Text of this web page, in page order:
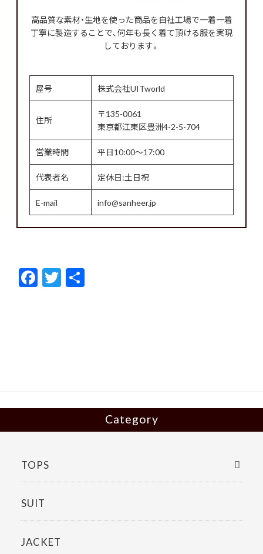
高品質な素材・生地を使った商品を自社工場で一着一着
丁寧に製造することで、何年も長く着て頂ける服を実現
しております。
屋号 株式会社UITworld
住所
〒135-0061
東京都江東区豊洲4-2-5-704
営業時間 平日10:00～17:00
代表者名 定休日:土日祝
E-mail info@sanheer.jp
F
ac
T
w
Category
TOPS
SUIT
JACKET